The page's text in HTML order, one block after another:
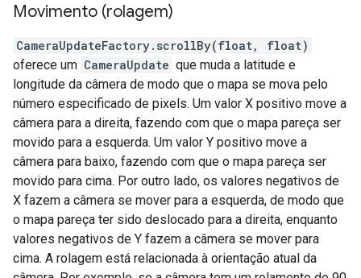
Movimento (rolagem)
CameraUpdateFactory.scrollBy(float, float)
oferece um CameraUpdate que muda a latitude e
longitude da câmera de modo que o mapa se mova pelo
número especificado de pixels. Um valor X positivo move a
câmera para a direita, fazendo com que o mapa pareça ser
movido para a esquerda. Um valor Y positivo move a
câmera para baixo, fazendo com que o mapa pareça ser
movido para cima. Por outro lado, os valores negativos de
X fazem a câmera se mover para a esquerda, de modo que
o mapa pareça ter sido deslocado para a direita, enquanto
valores negativos de Y fazem a câmera se mover para
cima. A rolagem está relacionada à orientação atual da